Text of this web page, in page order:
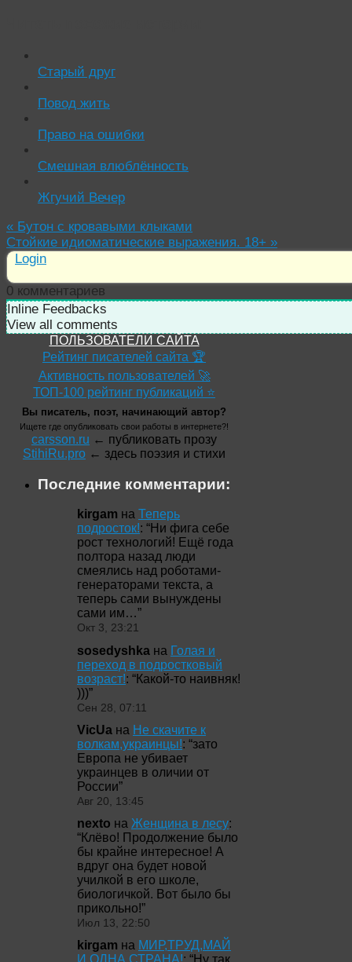
Старый друг
Повод жить
Право на ошибки
Смешная влюблённость
Жгучий Вечер
« Бутон с кровавыми клыками
Стойкие идиоматические выражения. 18+ »
Login
0 комментариев
Inline Feedbacks
View all comments
ПОЛЬЗОВАТЕЛИ САЙТА
Рейтинг писателей сайта 🏆
Активность пользователей 🚀
ТОП-100 рейтинг публикаций ⭐
Вы писатель, поэт, начинающий автор?
Ищете где опубликовать свои работы в интернете?!
carsson.ru ← публиковать прозу
StihiRu.pro ← здесь поэзия и стихи
Последние комментарии:
kirgam на Теперь
подросток!: “Ни фига себе
рост технологий! Ещё года
полтора назад люди
смеялись над роботами-
генераторами текста, а
теперь сами вынуждены
сами им…”
Окт 3, 23:21
sosedyshka на Голая и
переход в подростковый
возраст!: “Какой-то наивняк!
)))”
Сен 28, 07:11
VicUa на Не скачите к
волкам,украинцы!: “зато
Европа не убивает
украинцев в оличии от
России”
Авг 20, 13:45
nexto на Женщина в лесу:
“Клёво! Продолжение было
бы крайне интересное! А
вдруг она будет новой
училкой в его школе,
биологичкой. Вот было бы
прикольно!”
Июл 13, 22:50
kirgam на МИР,ТРУД,МАЙ